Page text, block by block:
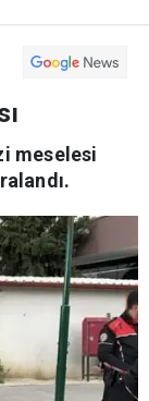
meselesi